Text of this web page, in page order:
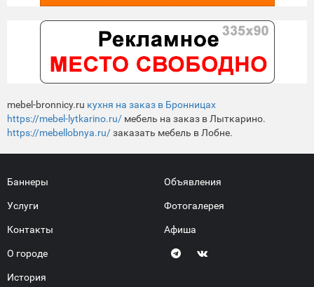
mebel-bronnicy.ru кухня на заказ в Бронницах
https://mebel-lytkarino.ru/ мебель на заказ в Лыткарино.
https://mebellobnya.ru/заказать мебель в Лобне.
Баннеры
Услуги
Контакты
О городе
История
Объявления
Фотогалерея
Афиша